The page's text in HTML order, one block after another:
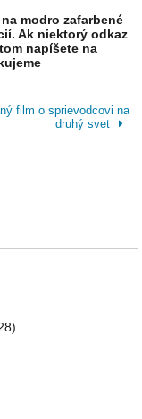
modro zafarbené
Ak niektorý odkaz
napíšete na
film o sprievodcovi na
druhý svet